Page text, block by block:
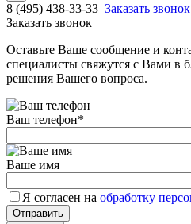
8 (495) 438-33-33 Заказать звонок
Заказать звонок
Оставьте Ваше сообщение и
специалисты свяжутся с Вами в
решения Вашего вопроса.
Ваш телефон*
Ваше имя
Я согласен на обработку